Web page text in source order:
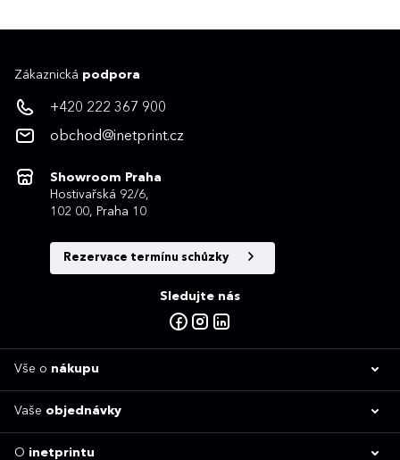
Zákaznická podpora
+420 222 367 900
obchod@inetprint.cz
Showroom Praha
Hostivařská 92/6,
102 00, Praha 10
Rezervace termínu schůzky
Sledujte nás
Vše o nákupu
Vaše objednávky
O inetprintu